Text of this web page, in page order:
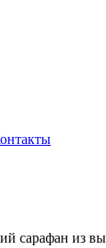
сарафан из